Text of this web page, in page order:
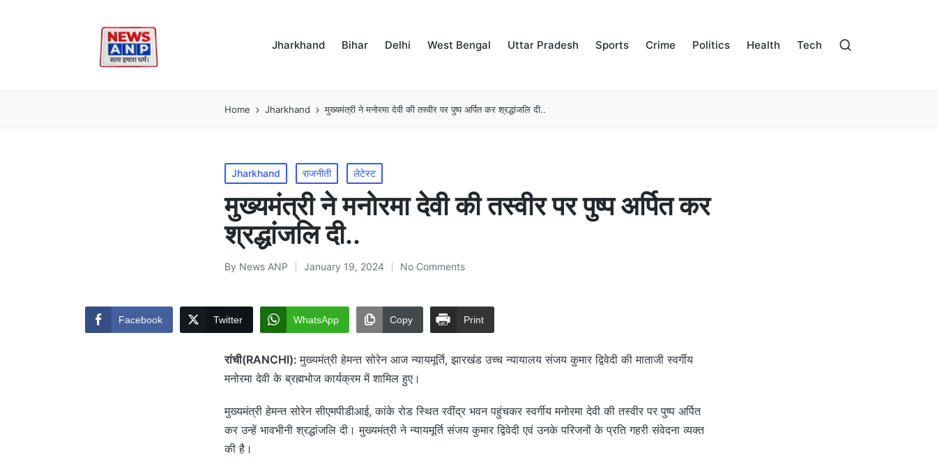
Jharkhand Bihar Delhi West Bengal Uttar Pradesh Sports Crime Politics Health Tech
Home Jharkhand मुख्यमंत्री ने मनोरमा देवी की तस्वीर पर पुष्प अर्पित कर श्रद्धांजलि दी..
Posted
in
Jharkhand राजनीती लेटेस्ट
मुख्यमंत्री ने मनोरमा देवी की तस्वीर पर पुष्प अर्पित कर
श्रद्धांजलि दी..
Posted
By News ANP January 19, 2024 No Comments
Facebook Twitter WhatsApp Copy Print
रांची(RANCHI):मुख्यमंत्री हेमन्त सोरेन आज न्यायमूर्ति, झारखंड उच्च न्यायालय संजय कुमार द्विवेदी की माताजी स्वर्गीय
मनोरमा देवी के ब्रह्मभोज कार्यक्रम में शामिल हुए।
मुख्यमंत्री हेमन्त सोरेन सीएमपीडीआई, कांके रोड स्थित रवींद्र भवन पहुंचकर स्वर्गीय मनोरमा देवी की तस्वीर पर पुष्प अर्पित
कर उन्हें भावभीनी श्रद्धांजलि दी। मुख्यमंत्री ने न्यायमूर्ति संजय कुमार द्विवेदी एवं उनके परिजनों के प्रति गहरी संवेदना व्यक्त
की है।